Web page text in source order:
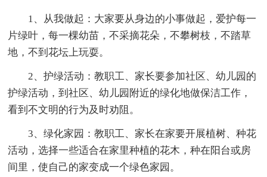
1、从我做起：大家要从身边的小事做起，爱护每一
片绿叶，每一棵幼苗，不采摘花朵，不攀树枝，不踏草
地，不到花坛上玩耍。
2、护绿活动：教职工、家长要参加社区、幼儿园的
护绿活动，到社区、幼儿园附近的绿化地做保洁工作，
看到不文明的行为及时劝阻。
3、绿化家园：教职工、家长在家要开展植树、种花
活动，选择一些适合在家里种植的花木，种在阳台或房
间里，使自己的家变成一个绿色家园。